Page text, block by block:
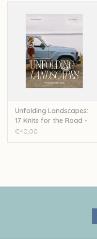
Unfolding Landscapes:
17 Knits for the Road -
Ronja Hakalehto
€40,00